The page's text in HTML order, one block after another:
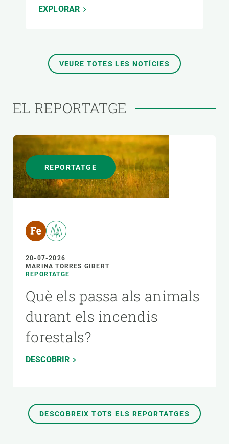
EXPLORAR
VEURE TOTES LES NOTÍCIES
EL REPORTATGE
REPORTATGE
20-07-2026
MARINA TORRES GIBERT
REPORTATGE
Què els passa als animals
durant els incendis
forestals?
DESCOBRIR
DESCOBREIX TOTS ELS REPORTATGES